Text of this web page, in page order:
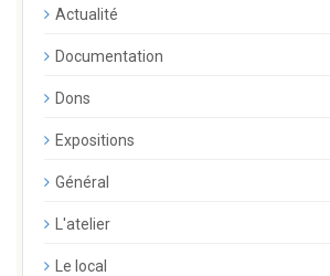
Actualité
Documentation
Dons
Expositions
Général
L'atelier
Le local